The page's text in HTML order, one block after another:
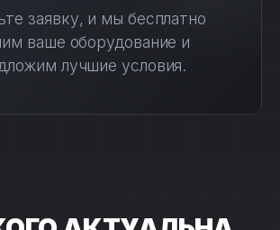
заявку, и мы бесплатно
ваше оборудование и
лучшие условия.